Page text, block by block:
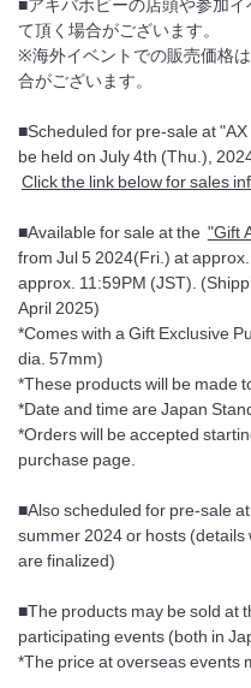
て頂く場合がございます。
※海外イベントでの販売価格
合がございます。
■Scheduled for pre-sale at
be held on July 4th (Thu.),
Click the link below for sales
■Available for sale at the "Gift
from Jul 5 2024(Fri.) at
approx. 11:59PM (JST).
April 2025)
*Comes with a Gift Exclusive
dia. 57mm)
*These products will be made
*Date and time are Japan
*Orders will be accepted
purchase page.
■Also scheduled for pre-sale
summer 2024 or hosts
are finalized)
■The products may be sold at
participating events (both in
*The price at overseas events